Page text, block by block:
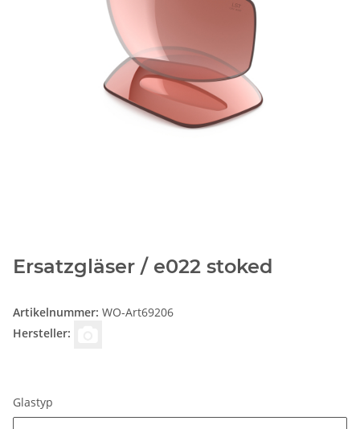
Ersatzgläser / e022 stoked
Artikelnummer: WO-Art69206
Hersteller:
Glastyp